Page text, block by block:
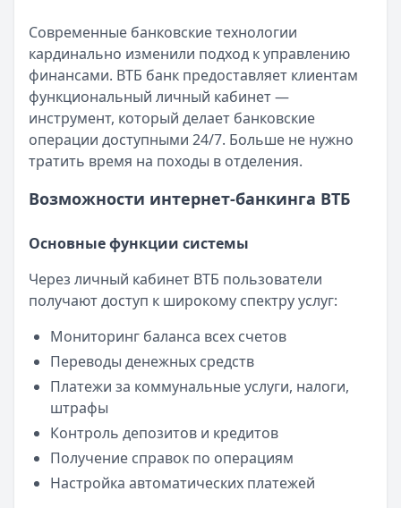
Современные банковские технологии
кардинально изменили подход к управлению
финансами. ВТБ банк предоставляет клиентам
функциональный личный кабинет —
инструмент, который делает банковские
операции доступными 24/7. Больше не нужно
тратить время на походы в отделения.
Возможности интернет-банкинга ВТБ
Основные функции системы
Через личный кабинет ВТБ пользователи
получают доступ к широкому спектру услуг:
Мониторинг баланса всех счетов
Переводы денежных средств
Платежи за коммунальные услуги, налоги,
штрафы
Контроль депозитов и кредитов
Получение справок по операциям
Настройка автоматических платежей